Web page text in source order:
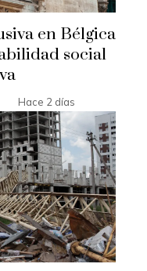
en Bélgica
social
Hace 2 días